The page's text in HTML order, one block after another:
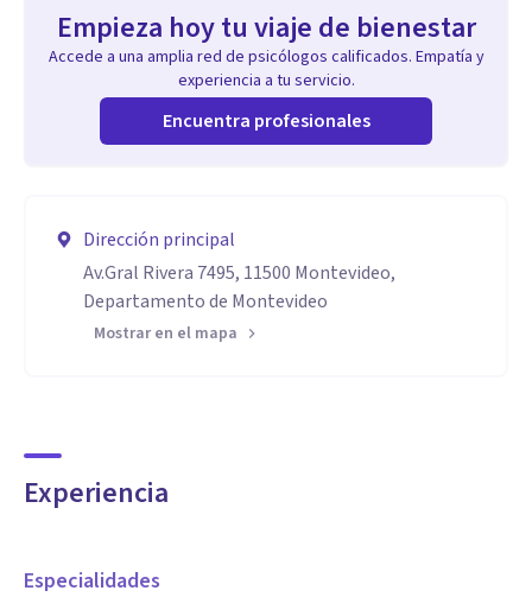
Empieza hoy tu viaje de bienestar
Accede a una amplia red de psicólogos calificados. Empatía y
experiencia a tu servicio.
Encuentra profesionales
Dirección principal
Av.Gral Rivera 7495, 11500 Montevideo,
Departamento de Montevideo
Mostrar en el mapa
Experiencia
Especialidades